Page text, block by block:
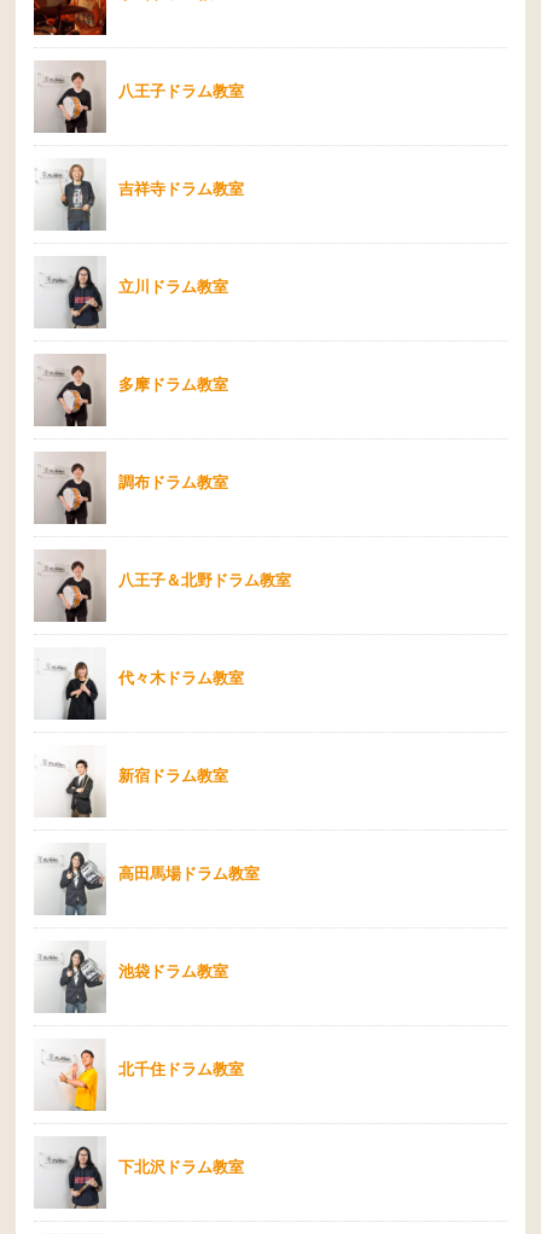
八王子ドラム教室
吉祥寺ドラム教室
立川ドラム教室
多摩ドラム教室
調布ドラム教室
八王子＆北野ドラム教室
代々木ドラム教室
新宿ドラム教室
高田馬場ドラム教室
池袋ドラム教室
北千住ドラム教室
下北沢ドラム教室